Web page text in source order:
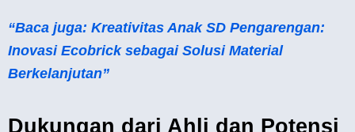
“Baca juga: Kreativitas Anak SD Pengarengan:
Inovasi Ecobrick sebagai Solusi Material
Berkelanjutan”
Dukungan dari Ahli dan Potensi